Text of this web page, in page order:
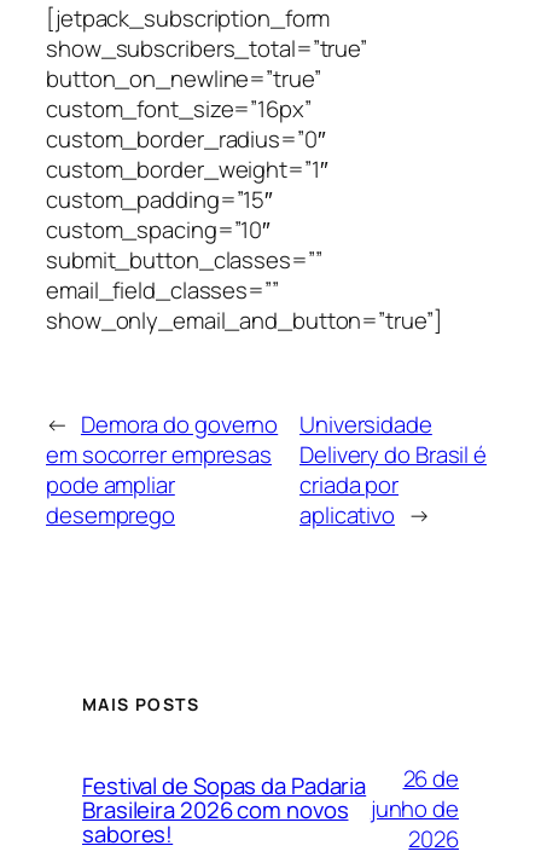
[jetpack_subscription_form
show_subscribers_total=”true”
button_on_newline=”true”
custom_font_size=”16px”
custom_border_radius=”0″
custom_border_weight=”1″
custom_padding=”15″
custom_spacing=”10″
submit_button_classes=””
email_field_classes=””
show_only_email_and_button=”true”]
← Demora do governo
em socorrer empresas
pode ampliar
desemprego
Universidade
Delivery do Brasil é
criada por
aplicativo →
MAIS POSTS
Festival de Sopas da Padaria
Brasileira 2026 com novos
sabores!
26 de
junho de
2026